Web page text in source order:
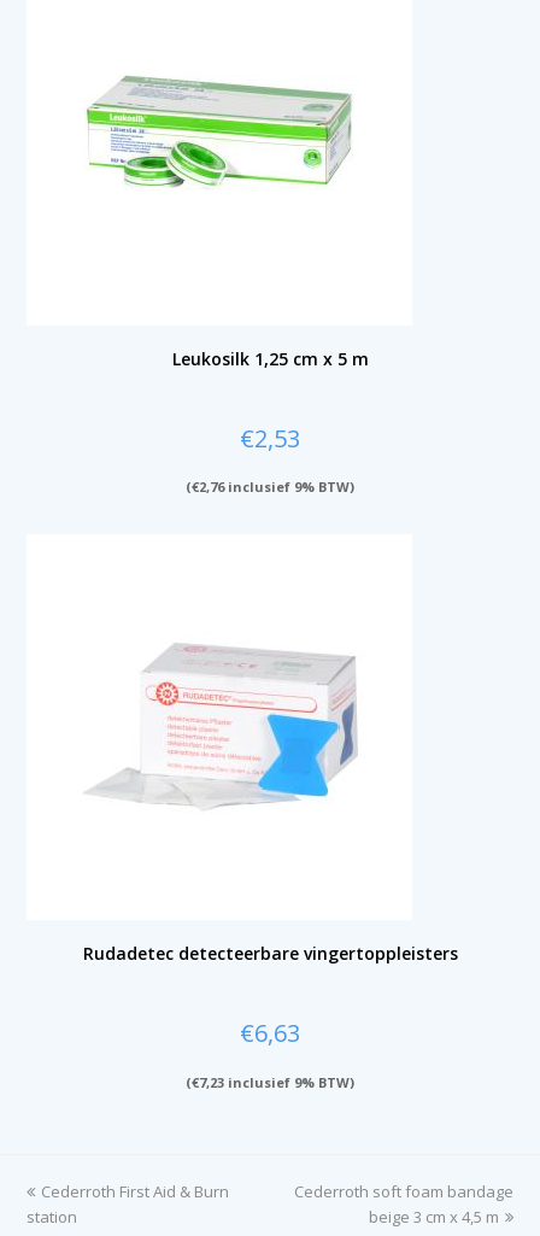
Leukosilk 1,25 cm x 5 m
€2,53
(€2,76inclusief 9% BTW)
Rudadetec detecteerbare vingertoppleisters
€6,63
(€7,23 inclusief 9% BTW)
previous
post:
Cederroth First Aid & Burn
station
next
Cederroth soft foam bandage
beige 3 cm x 4,5 m